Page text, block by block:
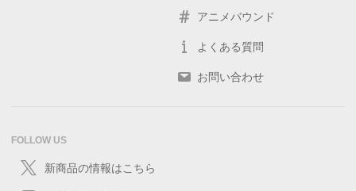
アニメバウンド
よくある質問
お問い合わせ
FOLLOW US
新商品の情報はこちら